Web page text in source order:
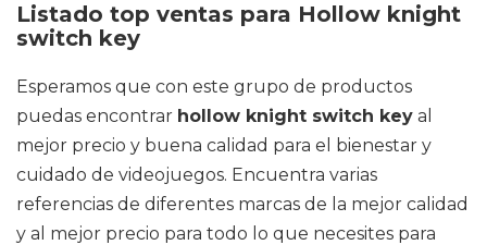
Listado top ventas para Hollow knight
switch key
Esperamos que con este grupo de productos
puedas encontrar hollow knight switch key al
mejor precio y buena calidad para el bienestar y
cuidado de videojuegos. Encuentra varias
referencias de diferentes marcas de la mejor calidad
y al mejor precio para todo lo que necesites para